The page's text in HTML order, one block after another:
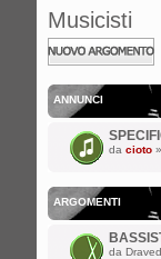
Musicisti
Scrivi un nuovo
argomento
ANNUNCI
da cioto
ARGOMENTI
da Draved